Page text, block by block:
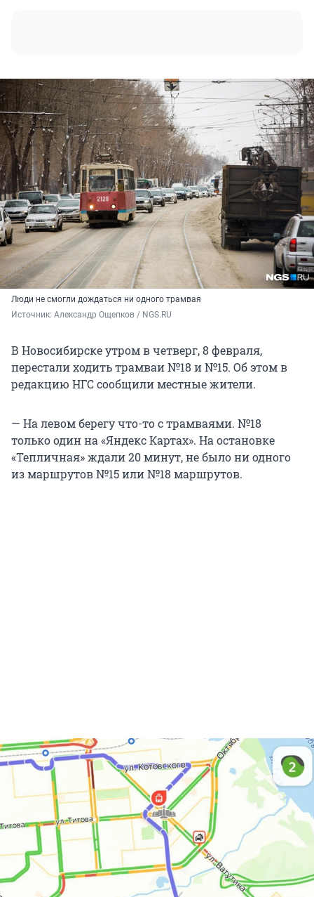
Люди не смогли дождаться ни одного трамвая
Источник: Александр Ощепков / NGS.RU
В Новосибирске утром в четверг, 8 февраля,
перестали ходить трамваи №18 и №15. Об этом в
редакцию НГС сообщили местные жители.
— На левом берегу что-то с трамваями. №18
только один на «Яндекс Картах». На остановке
«Тепличная» ждали 20 минут, не было ни одного
из маршрутов №15 или №18 маршрутов.